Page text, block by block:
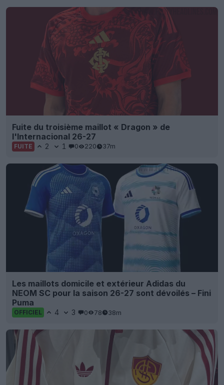
Fuite du troisième maillot « Dragon » de
l'Internacional 26-27
FUITE 2 1 0 220 37m
Les maillots domicile et extérieur Adidas du
NEOM SC pour la saison 26-27 sont dévoilés – Fini
Puma
OFFICIEL 4 3 0 78 38m